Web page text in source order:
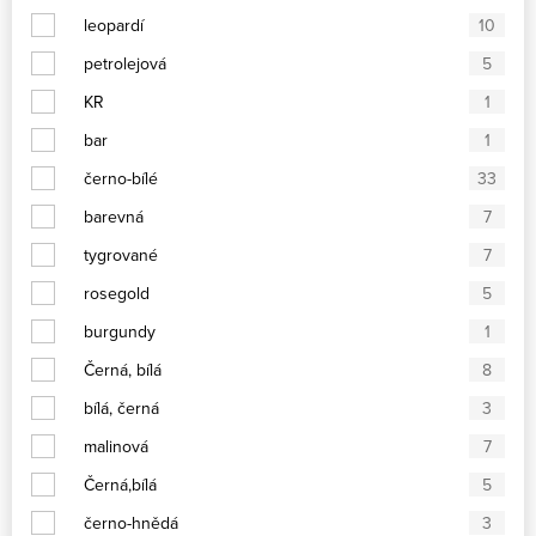
leopardí
10
petrolejová
5
KR
1
bar
1
černo-bílé
33
barevná
7
tygrované
7
rosegold
5
burgundy
1
Černá, bílá
8
bílá, černá
3
malinová
7
Černá,bílá
5
černo-hnědá
3